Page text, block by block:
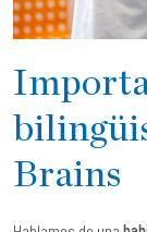
Brains